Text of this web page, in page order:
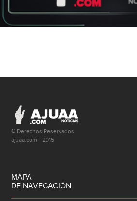
© Derechos Reservados
ajuaa.com - 2015
MAPA
DE NAVEGACIÓN